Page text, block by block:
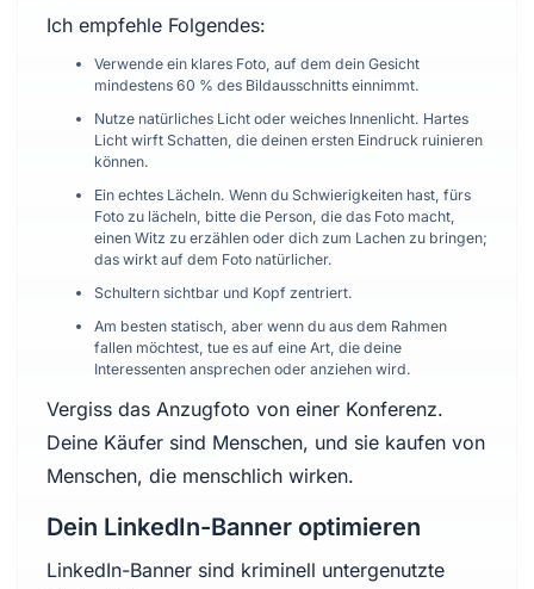
Ich empfehle Folgendes:
Verwende ein klares Foto, auf dem dein Gesicht
mindestens 60 % des Bildausschnitts einnimmt.
Nutze natürliches Licht oder weiches Innenlicht. Hartes
Licht wirft Schatten, die deinen ersten Eindruck ruinieren
können.
Ein echtes Lächeln. Wenn du Schwierigkeiten hast, fürs
Foto zu lächeln, bitte die Person, die das Foto macht,
einen Witz zu erzählen oder dich zum Lachen zu bringen;
das wirkt auf dem Foto natürlicher.
Schultern sichtbar und Kopf zentriert.
Am besten statisch, aber wenn du aus dem Rahmen
fallen möchtest, tue es auf eine Art, die deine
Interessenten ansprechen oder anziehen wird.
Vergiss das Anzugfoto von einer Konferenz.
Deine Käufer sind Menschen, und sie kaufen von
Menschen, die menschlich wirken.
Dein LinkedIn-Banner optimieren
LinkedIn-Banner sind kriminell untergenutzte